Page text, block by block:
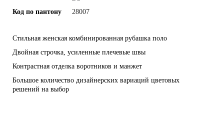
Код по пантону 28007
Стильная женская комбинированная рубашка поло
Двойная строчка, усиленные плечевые швы
Контрастная отделка воротников и манжет
Большое количество дизайнерских вариаций цветовых
решений на выбор